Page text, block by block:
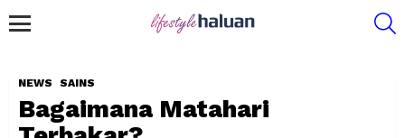
NEWS SAINS
Bagaimana Matahari